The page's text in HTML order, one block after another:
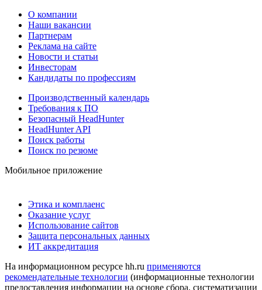
О компании
Наши вакансии
Партнерам
Реклама на сайте
Новости и статьи
Инвесторам
Кандидаты по профессиям
Производственный календарь
Требования к ПО
Безопасный HeadHunter
HeadHunter API
Поиск работы
Поиск по резюме
Мобильное приложение
Этика и комплаенс
Оказание услуг
Использование сайтов
Защита персональных данных
ИТ аккредитация
На информационном ресурсе hh.ru применяются
рекомендательные технологии (информационные технологии
предоставления информации на основе сбора, систематизации